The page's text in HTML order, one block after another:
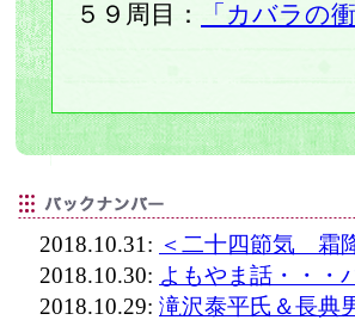
５９周目：
「カバラの
2018.10.31: ＜二十四節気 霜
2018.10.30: よもやま話・・・
2018.10.29: 滝沢泰平氏＆長典